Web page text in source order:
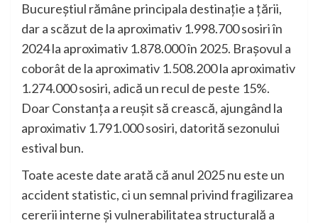
Bucureștiul rămâne principala destinație a țării,
dar a scăzut de la aproximativ 1.998.700 sosiri în
2024 la aproximativ 1.878.000 în 2025. Brașovul a
coborât de la aproximativ 1.508.200 la aproximativ
1.274.000 sosiri, adică un recul de peste 15%.
Doar Constanța a reușit să crească, ajungând la
aproximativ 1.791.000 sosiri, datorită sezonului
estival bun.
Toate aceste date arată că anul 2025 nu este un
accident statistic, ci un semnal privind fragilizarea
cererii interne și vulnerabilitatea structurală a